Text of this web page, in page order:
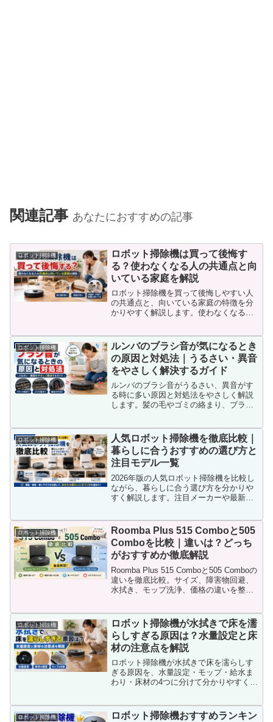
関連記事 あなたにおすすめの記事
ロボット掃除機
ロボット掃除機は買って後悔す
る？使わなくなる人の共通点と向
いている家庭を解説
ロボット掃除機を買って後悔しやすい人
の共通点と、向いている家庭の特徴を分
かりやすく解説します。使わなくなる理
を判断しやすくまとめました。
ロボット掃除機
ルンバのブラシ音が気になるとき
の原因と対処法｜うるさい・異音
をやさしく解決するガイド
ルンバのブラシ音がうるさい、異音がす
る時に多い原因と対処法をやさしく解説
します。髪の毛やゴミの絡まり、ブラシ
いポイントが分かる内容です。
ロボット掃除機
人気ロボット掃除機を徹底比較｜
暮らしに合うおすすめの選び方と
注目モデル一覧
2026年版の人気ロボット掃除機を比較し
ながら、暮らしに合う選び方を分かりや
すく解説します。注目メーカーや最新モ
にくい選び方が分かる内容です。2026年
も主要メーカーはRoborock、
ECOVACS、iRobot、Eufyなどが中心で
す。
ロボット掃除機
Roomba Plus 515 Comboと505
Comboを比較｜違いは？どっち
がおすすめか徹底解説
Roomba Plus 515 Comboと505 Comboの
違いを徹底比較。サイズ、障害物回避、
水拭き、モップ洗浄、価格の違いを整理
解説します。
ロボット掃除機
ロボット掃除機が水拭きで床を濡
らしすぎる原因は？水量設定と床
材の注意点を解説
ロボット掃除機が水拭きで床を濡らしす
ぎる原因を、水量設定・モップ・給水ま
わり・床材の4つに分けて分かりやすく解
う目安までまとめました。
ロボット掃除機
ロボット掃除機おすすめランキン